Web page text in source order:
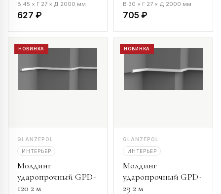
В 45 × Г 27 × Д 2000 мм
627 ₽
В 30 × Г 27 × Д 2000 мм
705 ₽
НОВИНКА
GLANZEPOL
ИНТЕРЬЕР
Молдинг
ударопрочный GPD-
120 2 м
НОВИНКА
GLANZEPOL
ИНТЕРЬЕР
Молдинг
ударопрочный GPD-
29 2 м